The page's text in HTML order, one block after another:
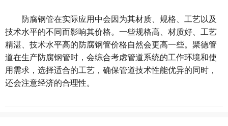
防腐钢管在实际应用中会因为其材质、规格、工艺以及
技术水平的不同而影响其价格。一些规格高、材质好、工艺
精湛、技术水平高的防腐钢管价格自然会更高一些。聚德管
道在生产防腐钢管时，会综合考虑管道系统的⼯作环境和使
⽤需求，选择适合的工艺，确保管道技术性能优异的同时，
还会注意经济的合理性。